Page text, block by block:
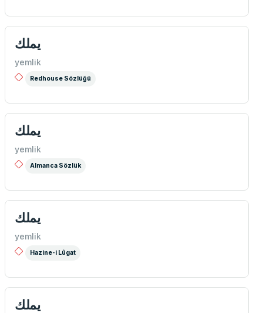
يملك
yemlik
Redhouse Sözlüğü
یملك
yemlik
Almanca Sözlük
یملك
yemlik
Hazine-i Lûgat
يملك